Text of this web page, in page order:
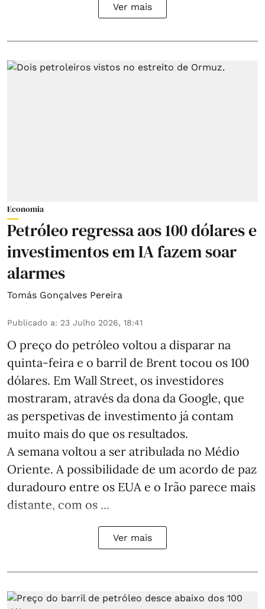
Ver mais
Economia
Petróleo regressa aos 100 dólares e
investimentos em IA fazem soar
alarmes
Tomás Gonçalves Pereira
Publicado a: 23 Julho 2026, 18:41
O preço do petróleo voltou a disparar na
quinta-feira e o barril de Brent tocou os 100
dólares. Em Wall Street, os investidores
mostraram, através da dona da Google, que
as perspetivas de investimento já contam
muito mais do que os resultados.
A semana voltou a ser atribulada no Médio
Oriente. A possibilidade de um acordo de paz
duradouro entre os EUA e o Irão parece mais
distante, com os ...
Ver mais